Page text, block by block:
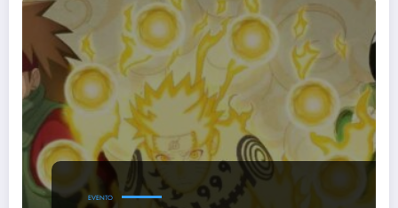
EVENTO